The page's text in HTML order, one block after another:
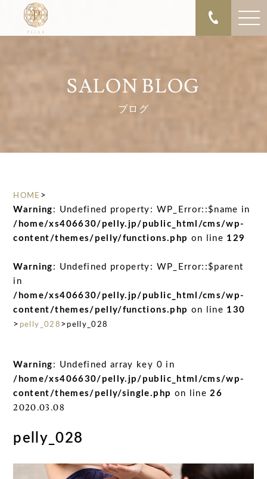
SALON BLOG
ブログ
HOME >
Warning : Undefined property: WP_Error::$name in
/home/xs406630/pelly.jp/public_html/cms/wp-
content/themes/pelly/functions.php on line 129
Warning : Undefined property: WP_Error::$parent
in
/home/xs406630/pelly.jp/public_html/cms/wp-
content/themes/pelly/functions.php on line 130
> pelly_028 > pelly_028
Warning : Undefined array key 0 in
/home/xs406630/pelly.jp/public_html/cms/wp-
content/themes/pelly/single.php on line26
2020.03.08
pelly_028